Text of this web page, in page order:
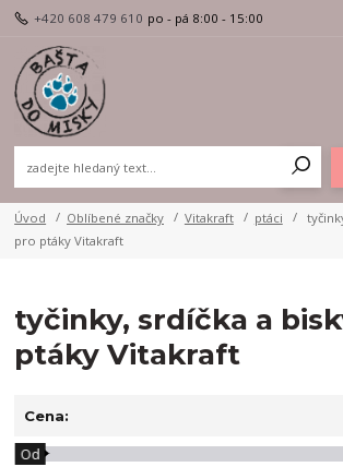
+420 608 479 610 po - pá 8:00 - 15:00
Úvod Oblíbené značky Vitakraft ptáci
pro ptáky Vitakraft
tyčinky, srdíčka a
ptáky Vitakraft
Cena:
Od